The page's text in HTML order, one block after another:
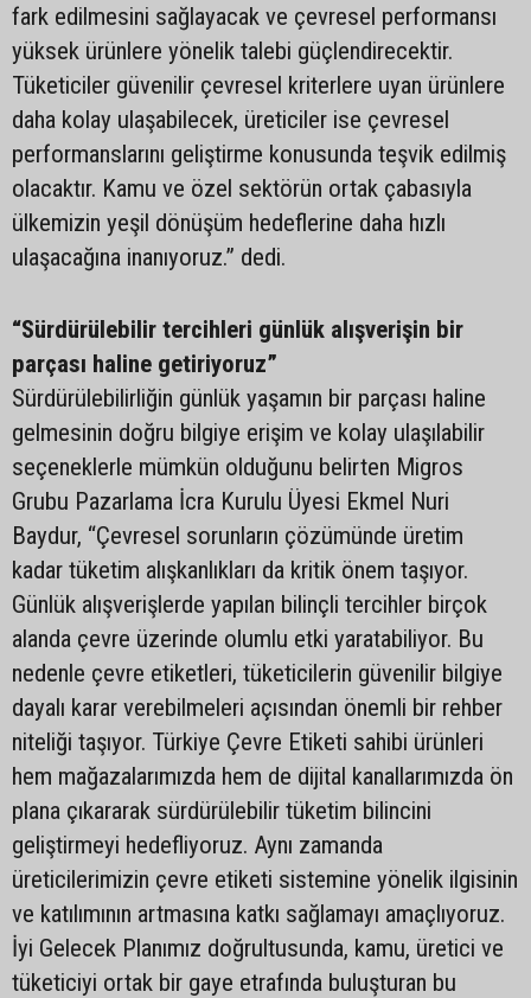
fark edilmesini sağlayacak ve çevresel performansı
yüksek ürünlere yönelik talebi güçlendirecektir.
Tüketiciler güvenilir çevresel kriterlere uyan ürünlere
daha kolay ulaşabilecek, üreticiler ise çevresel
performanslarını geliştirme konusunda teşvik edilmiş
olacaktır. Kamu ve özel sektörün ortak çabasıyla
ülkemizin yeşil dönüşüm hedeflerine daha hızlı
ulaşacağına inanıyoruz.” dedi.
“Sürdürülebilir tercihleri günlük alışverişin bir
parçası haline getiriyoruz”
Sürdürülebilirliğin günlük yaşamın bir parçası haline
gelmesinin doğru bilgiye erişim ve kolay ulaşılabilir
seçeneklerle mümkün olduğunu belirten Migros
Grubu Pazarlama İcra Kurulu Üyesi Ekmel Nuri
Baydur, “Çevresel sorunların çözümünde üretim
kadar tüketim alışkanlıkları da kritik önem taşıyor.
Günlük alışverişlerde yapılan bilinçli tercihler birçok
alanda çevre üzerinde olumlu etki yaratabiliyor. Bu
nedenle çevre etiketleri, tüketicilerin güvenilir bilgiye
dayalı karar verebilmeleri açısından önemli bir rehber
niteliği taşıyor. Türkiye Çevre Etiketi sahibi ürünleri
hem mağazalarımızda hem de dijital kanallarımızda ön
plana çıkararak sürdürülebilir tüketim bilincini
geliştirmeyi hedefliyoruz. Aynı zamanda
üreticilerimizin çevre etiketi sistemine yönelik ilgisinin
ve katılımının artmasına katkı sağlamayı amaçlıyoruz.
İyi Gelecek Planımız doğrultusunda, kamu, üretici ve
tüketiciyi ortak bir gaye etrafında buluşturan bu